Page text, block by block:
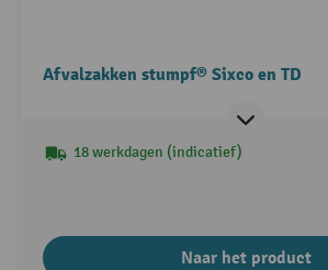
Afvalzakken stumpf® Sixco en TD
18 werkdagen (indicatief)
Naar het product